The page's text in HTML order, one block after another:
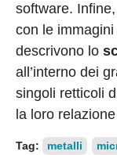
software.
con le immagini
descrivono lo
all’interno dei
singoli retticoli
la loro
Tag: metalli